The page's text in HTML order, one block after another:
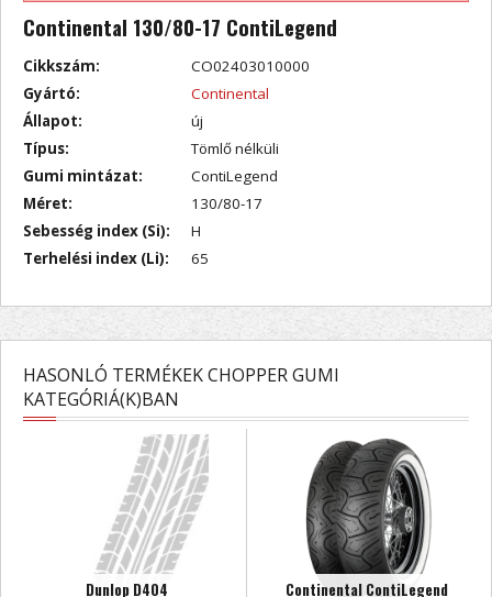
Continental 130/80-17 ContiLegend
Cikkszám:
CO02403010000
Gyártó:
Continental
Állapot:
új
Típus:
Tömlő nélküli
Gumi mintázat:
ContiLegend
Méret:
130/80-17
Sebesség index (Si):
H
Terhelési index (Li):
65
HASONLÓ TERMÉKEK CHOPPER GUMI
KATEGÓRIÁ(K)BAN
Dunlop D404 Continental ContiLegend